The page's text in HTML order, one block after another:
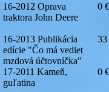
16-2012 Oprava
traktora John Deere
0 €
16-2013 Publikácia
edície "Čo má vediet
mzdová účtovníčka"
33
17-2011 Kameň,
guľatina
0 €